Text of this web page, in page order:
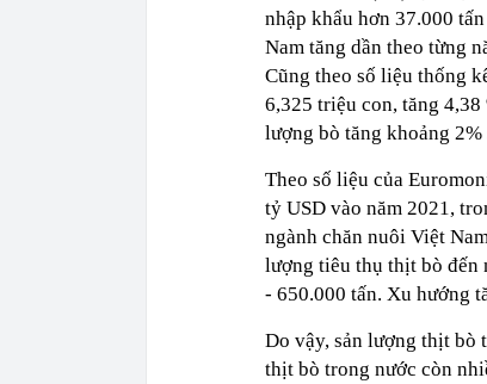
nhập khẩu hơn 37.000
Nam tăng dần theo từng
Cũng theo số liệu thống
6,325 triệu con, tăng
lượng bò tăng khoảng
Theo số liệu của
tỷ USD vào năm 2021,
ngành chăn nuôi Việt
lượng tiêu thụ thịt bò đến
- 650.000 tấn. Xu hướng
Do vậy, sản lượng thịt bò
thịt bò trong nước còn